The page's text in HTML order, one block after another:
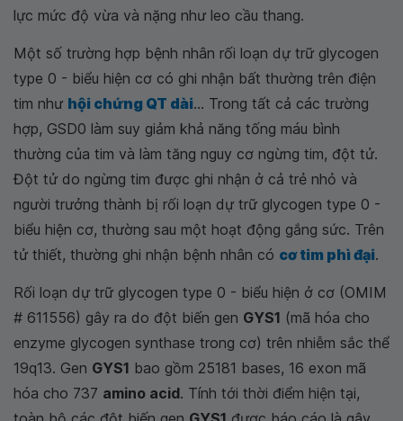
lực mức độ vừa và nặng như leo cầu thang.
Một số trường hợp bệnh nhân rối loạn dự trữ glycogen
type 0 - biểu hiện cơ có ghi nhận bất thường trên điện
tim như hội chứng QT dài... Trong tất cả các trường
hợp, GSD0 làm suy giảm khả năng tống máu bình
thường của tim và làm tăng nguy cơ ngừng tim, đột tử.
Đột tử do ngừng tim được ghi nhận ở cả trẻ nhỏ và
người trưởng thành bị rối loạn dự trữ glycogen type 0 -
biểu hiện cơ, thường sau một hoạt động gắng sức. Trên
tử thiết, thường ghi nhận bệnh nhân có cơ tim phì đại.
Rối loạn dự trữ glycogen type 0 - biểu hiện ở cơ (OMIM
# 611556) gây ra do đột biến gen GYS1 (mã hóa cho
enzyme glycogen synthase trong cơ) trên nhiễm sắc thể
19q13. Gen GYS1 bao gồm 25181 bases, 16 exon mã
hóa cho 737 amino acid. Tính tới thời điểm hiện tại,